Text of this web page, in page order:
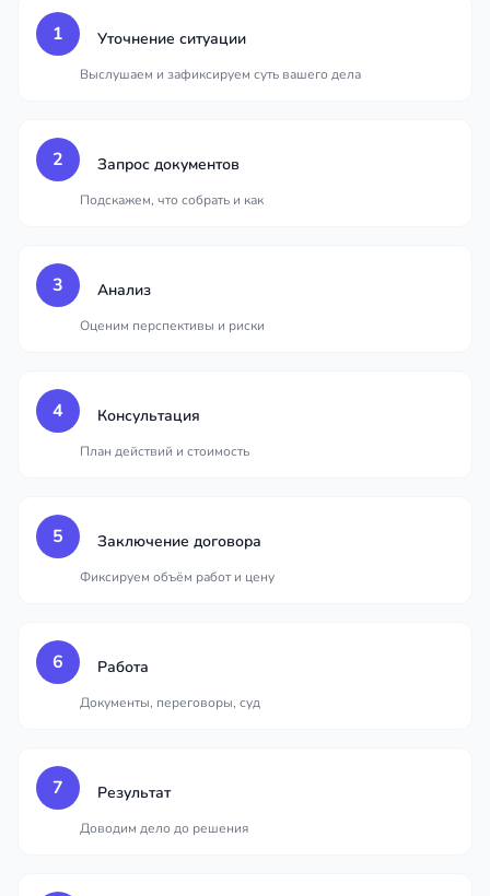
1 Уточнение ситуации
Выслушаем и зафиксируем суть вашего дела
2 Запрос документов
Подскажем, что собрать и как
3 Анализ
Оценим перспективы и риски
4 Консультация
План действий и стоимость
5 Заключение договора
Фиксируем объём работ и цену
6 Работа
Документы, переговоры, суд
7 Результат
Доводим дело до решения